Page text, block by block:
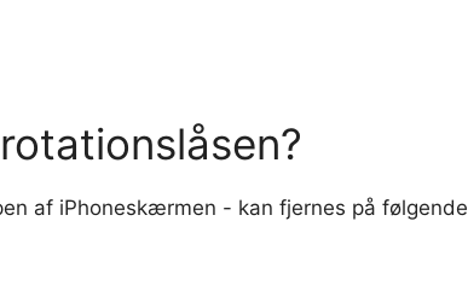
af iPhoneskærmen - kan fjernes på følgende